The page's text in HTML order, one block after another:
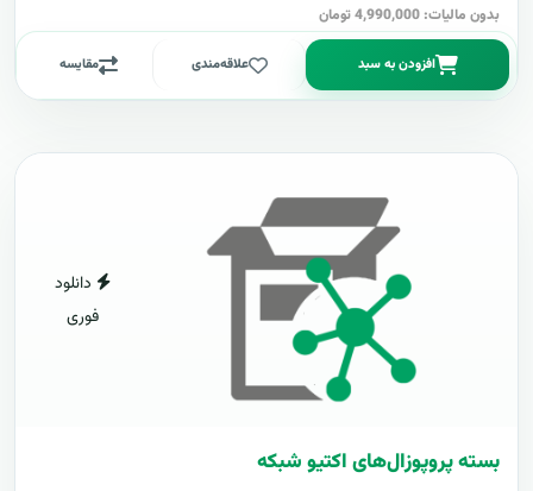
بدون مالیات: 4,990,000 تومان
افزودن به سبد علاقه‌مندی مقایسه
دانلود
فوری
بسته پروپوزال‌های اکتیو شبکه